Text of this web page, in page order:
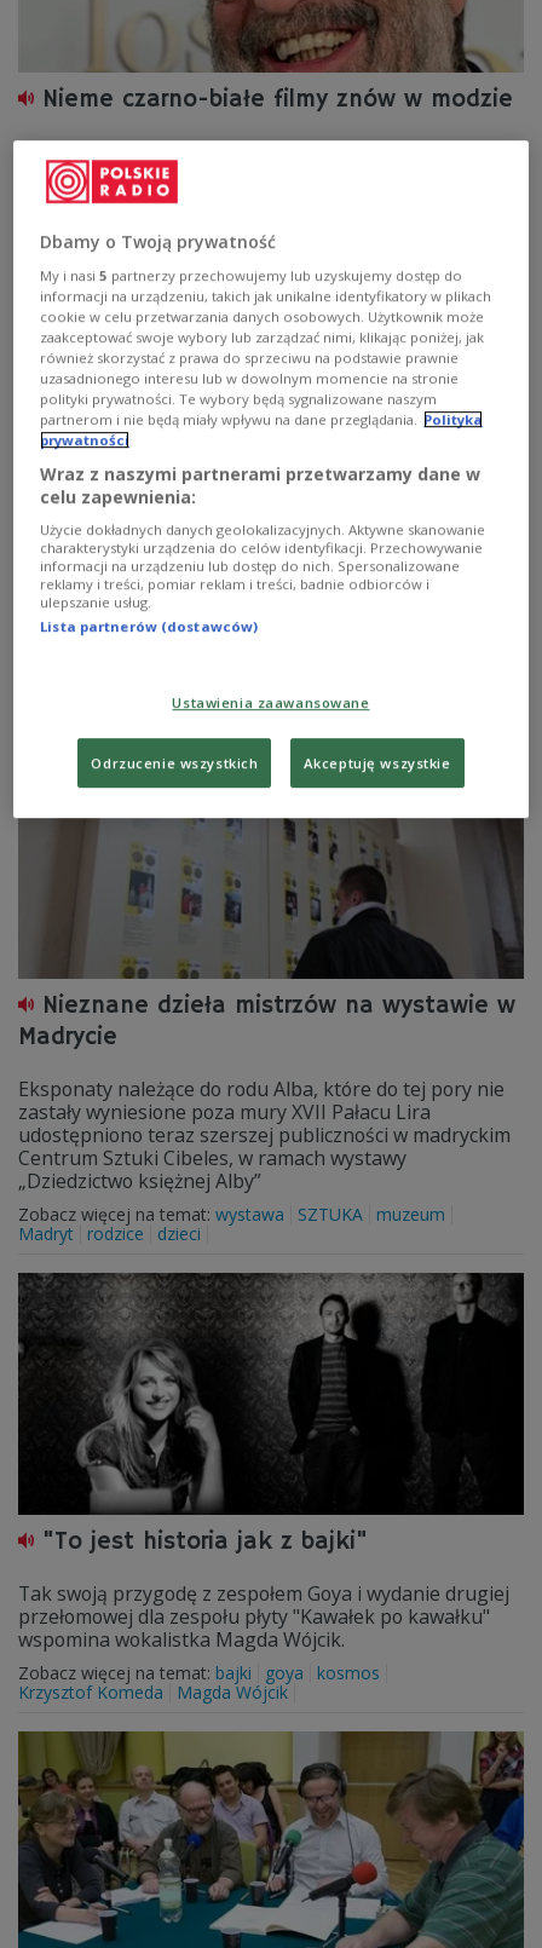
Nieme czarno-białe filmy znów w modzie
nagrodę.
Zobacz więcej na temat:
Bezcenne grafiki Francisca Goi
odnalezione
W prywatnej bibliotece pod Barceloną odnaleziono 12
prac z cyklu "Szaleństwa" - ostatniego, zrealizowanego
przez malarza.
Nieznane dzieła mistrzów na wystawie w
Madrycie
Eksponaty należące do rodu Alba, które do tej pory nie
zastały wyniesione poza mury XVII Pałacu Lira
udostępniono teraz szerszej publiczności w madryckim
Centrum Sztuki Cibeles, w ramach wystawy
„Dziedzictwo księżnej Alby”
Zobacz więcej na temat: wystawa SZTUKA
muzeum
Madryt
rodzice dzieci
"To jest historia jak z bajki"
Tak swoją przygodę z zespołem Goya i wydanie drugiej
przełomowej dla zespołu płyty "Kawałek po kawałku"
wspomina wokalistka Magda Wójcik.
Zobacz więcej na temat: bajki goya
kosmos
Krzysztof Komeda
Magda Wójcik
Dbamy o Twoją prywatność
My i nasi5 partnerzy przechowujemy lub uzyskujemy dostęp do
informacji na urządzeniu, takich jak unikalne identyfikatory w plikach
cookie w celu przetwarzania danych osobowych. Użytkownik może
zaakceptować swoje wybory lub zarządzać nimi, klikając poniżej, jak
również skorzystać z prawa do sprzeciwu na podstawie prawnie
uzasadnionego interesu lub w dowolnym momencie na stronie
polityki prywatności. Te wybory będą sygnalizowane naszym
partnerom i nie będą miały wpływu na dane przeglądania. Polityka
prywatności
Wraz z naszymi partnerami przetwarzamy dane w
celu zapewnienia:
Użycie dokładnych danych geolokalizacyjnych. Aktywne skanowanie
charakterystyki urządzenia do celów identyfikacji. Przechowywanie
informacji na urządzeniu lub dostęp do nich. Spersonalizowane
reklamy i treści, pomiar reklam i treści, badnie odbiorców i
ulepszanie usług.
Lista partnerów (dostawców)
Ustawienia zaawansowane
Odrzucenie wszystkich Akceptuję wszystkie